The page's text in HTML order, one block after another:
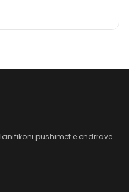
pushimet e ëndrrave